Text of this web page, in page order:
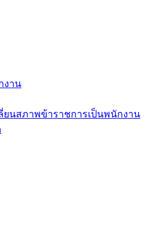
งาน
ยนสภาพข้าราชการเป็นพนักงาน